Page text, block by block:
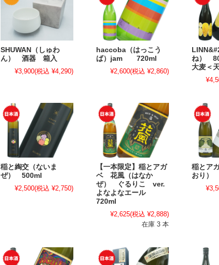
SHUWAN（しゅわ
ん） 酒器 箱入
¥3,900(税込 ¥4,290)
haccoba（はっこう
ば）jam 720ml
¥2,600(税込 ¥2,860)
ね）
大麦＜
稲と綯交（ないま
ぜ） 500ml
¥2,500(税込 ¥2,750)
【一本限定】稲とアガ
ベ 花風（はなか
ぜ） ぐるりこ ver.
よなよなエール
720ml
¥2,625(税込 ¥2,888)
在庫 3 本
稲とア
おり）